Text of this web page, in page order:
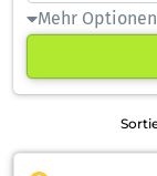
Mehr